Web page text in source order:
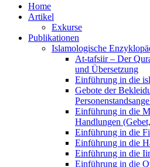
Home
Artikel
Exkurse
Publikationen
Islamologische
At-tafsiir – Der
und Übersetzung
Einführung in die
Gebote der
Einführung in die
Handlungen
Einführung in die
Einführung in die
Einführung in die
Einführung in die